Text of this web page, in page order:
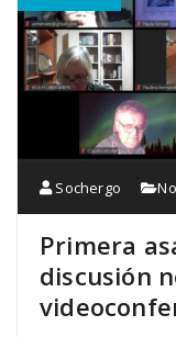
Sochergo
Primera
discusión